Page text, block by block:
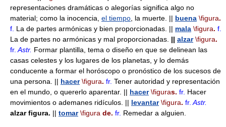
representaciones dramáticas o alegorías significa algo no
material; como la inocencia, el tiempo , la muerte. || buena \figura.
f. La de partes armónicas y bien proporcionadas. || mala \figura. f.
La de partes no armónicas y mal proporcionadas. || alzar \figura.
fr. Astr. Formar plantilla, tema o diseño en que se delinean las
casas celestes y los lugares de los planetas, y lo demás
conducente a formar el horóscopo o pronóstico de los sucesos de
una persona. || hacer \figura. fr. Tener autoridad y representación
en el mundo, o quererlo aparentar. || hacer \figuras. fr. Hacer
movimientos o ademanes ridículos. || levantar \figura. fr. Astr.
alzar figura. || tomar \figura de. fr. Remedar a alguien.